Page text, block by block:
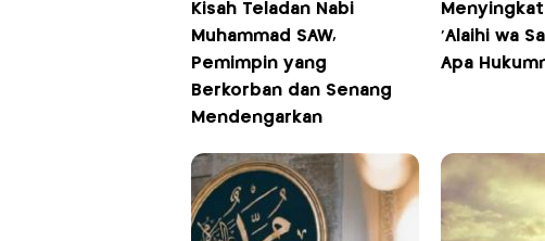
Kisah Teladan Nabi
Muhammad SAW,
Pemimpin yang
Berkorban dan Senang
Mendengarkan
‘Alaihi wa
Apa